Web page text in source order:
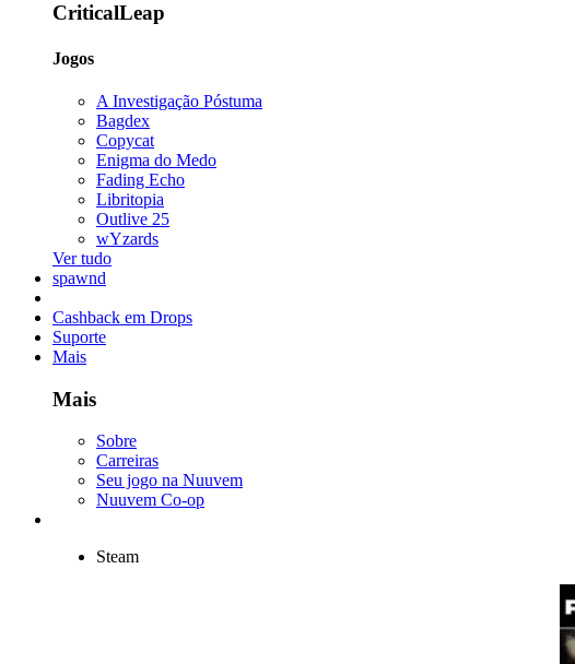
CriticalLeap
Jogos
A Investigação Póstuma
Bagdex
Copycat
Enigma do Medo
Fading Echo
Libritopia
Outlive 25
wYzards
Ver tudo
spawnd
Cashback em Drops
Suporte
Mais
Mais
Sobre
Carreiras
Seu jogo na Nuuvem
Nuuvem Co-op
Steam